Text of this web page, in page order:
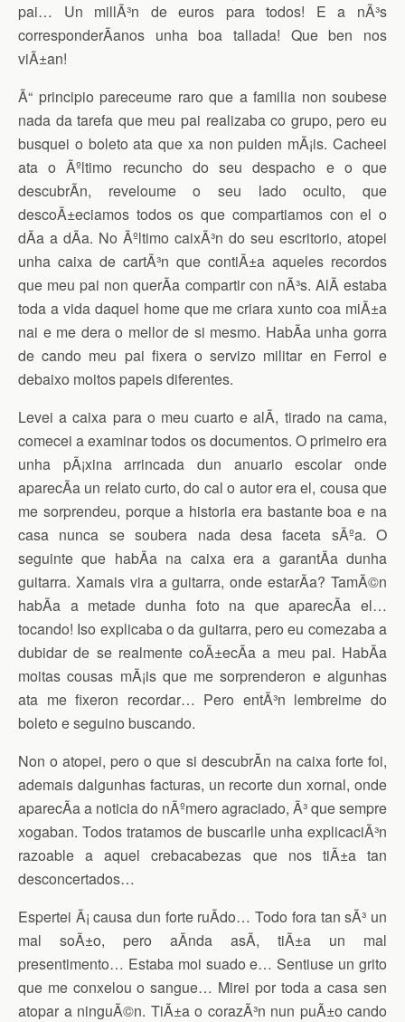
pai… Un millÃ³n de euros para todos! E a nÃ³s
corresponderÃ­anos unha boa tallada! Que ben nos
viÃ±an!
Ã“ principio pareceume raro que a familia non soubese
nada da tarefa que meu pai realizaba co grupo, pero eu
busquei o boleto ata que xa non puiden mÃ¡is. Cacheei
ata o Ãºltimo recuncho do seu despacho e o que
descubrÃ­n, reveloume o seu lado oculto, que
descoÃ±eciamos todos os que compartiamos con el o
dÃ­a a dÃ­a. No Ãºltimo caixÃ³n do seu escritorio, atopei
unha caixa de cartÃ³n que contiÃ±a aqueles recordos
que meu pai non querÃ­a compartir con nÃ³s. AlÃ­ estaba
toda a vida daquel home que me criara xunto coa miÃ±a
nai e me dera o mellor de si mesmo. HabÃ­a unha gorra
de cando meu pai fixera o servizo militar en Ferrol e
debaixo moitos papeis diferentes.
Levei a caixa para o meu cuarto e alÃ­, tirado na cama,
comecei a examinar todos os documentos. O primeiro era
unha pÃ¡xina arrincada dun anuario escolar onde
aparecÃ­a un relato curto, do cal o autor era el, cousa que
me sorprendeu, porque a historia era bastante boa e na
casa nunca se soubera nada desa faceta sÃºa. O
seguinte que habÃ­a na caixa era a garantÃ­a dunha
guitarra. Xamais vira a guitarra, onde estarÃ­a? TamÃ©n
habÃ­a a metade dunha foto na que aparecÃ­a el…
tocando! Iso explicaba o da guitarra, pero eu comezaba a
dubidar de se realmente coÃ±ecÃ­a a meu pai. HabÃ­a
moitas cousas mÃ¡is que me sorprenderon e algunhas
ata me fixeron recordar… Pero entÃ³n lembreime do
boleto e seguino buscando.
Non o atopei, pero o que si descubrÃ­n na caixa forte foi,
ademais dalgunhas facturas, un recorte dun xornal, onde
aparecÃ­a a noticia do nÃºmero agraciado, Ã³ que sempre
xogaban. Todos tratamos de buscarlle unha explicaciÃ³n
razoable a aquel crebacabezas que nos tiÃ±a tan
desconcertados…
Espertei Ã¡ causa dun forte ruÃ­do… Todo fora tan sÃ³ un
mal soÃ±o, pero aÃ­nda asÃ­, tiÃ±a un mal
presentimento… Estaba moi suado e… Sentiuse un grito
que me conxelou o sangue… Mirei por toda a casa sen
atopar a ninguÃ©n. TiÃ±a o corazÃ³n nun puÃ±o cando